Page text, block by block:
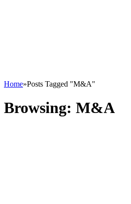
Home»Posts Tagged "M&A"
Browsing: M&A